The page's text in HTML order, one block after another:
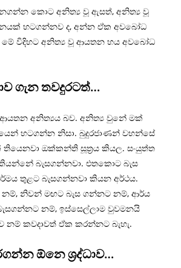
කොට අනිත්‍ය වූ ඇසත්, අනිත්‍ය වූ
හටගන්නව ද, අන්න ඒක අවබෝධ
විදිහට අනිත්‍ය වූ ආයතන හය අවබෝධ
ගැන තවදුරටත්…
ආයතන අනිත්‍යය බව. අනිත්‍ය වුනේ මක්
හටගන්න නිසා. බුදුරජාණන් වහන්සේ
තියෙනවා ඔක්කන්ති සූත‍්‍රය කියල. සංයුත්ත
බැසගන්නවා. එතකොට බැස
තුළට බැසගන්නවා කියන අර්ථය.
නම්, නිවන් මඟට බැස ගන්නට නම්, ආර්ය
නම්, ඉස්සෙල්ලාම වුවමනයි
නම් කවදාවත් ඒක කරන්නට බැහැ.
ඕනෙ ශ‍්‍රද්ධාව…